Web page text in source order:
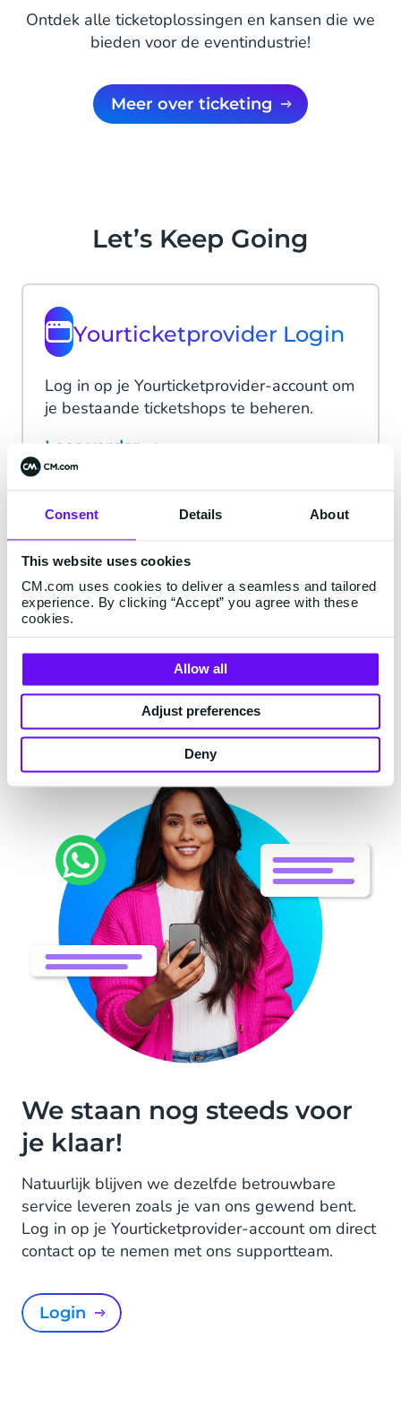
Consent Details About
This website uses cookies
CM.com uses cookies to deliver a seamless and tailored
experience. By clicking “Accept” you agree with these
cookies.
Allow all
Adjust preferences
Deny
Ontdek alle ticketoplossingen en kansen die we
bieden voor de eventindustrie!
Meer over ticketing
Let’s Keep Going
Yourticketprovider Login
Log in op je Yourticketprovider-account om
je bestaande ticketshops te beheren.
Lees verder
Nieuwe ticketshop
aanmaken
Zet je ticketshop in een paar minuten op
en begin meteen met tickets verkopen.
Lees verder
We staan nog steeds voor
je klaar!
Natuurlijk blijven we dezelfde betrouwbare
service leveren zoals je van ons gewend bent.
Log in op je Yourticketprovider-account om direct
contact op te nemen met ons supportteam.
Login